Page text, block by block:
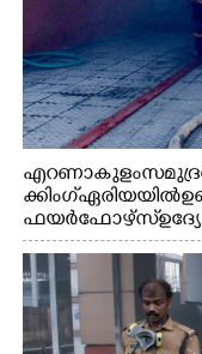
എറണാകുളം സമുദ്ര
ക്കിംഗ് ഏരിയയിൽ
ഫയർഫോഴ്സ്
ക്കിറങ്ങി വരുന്നു